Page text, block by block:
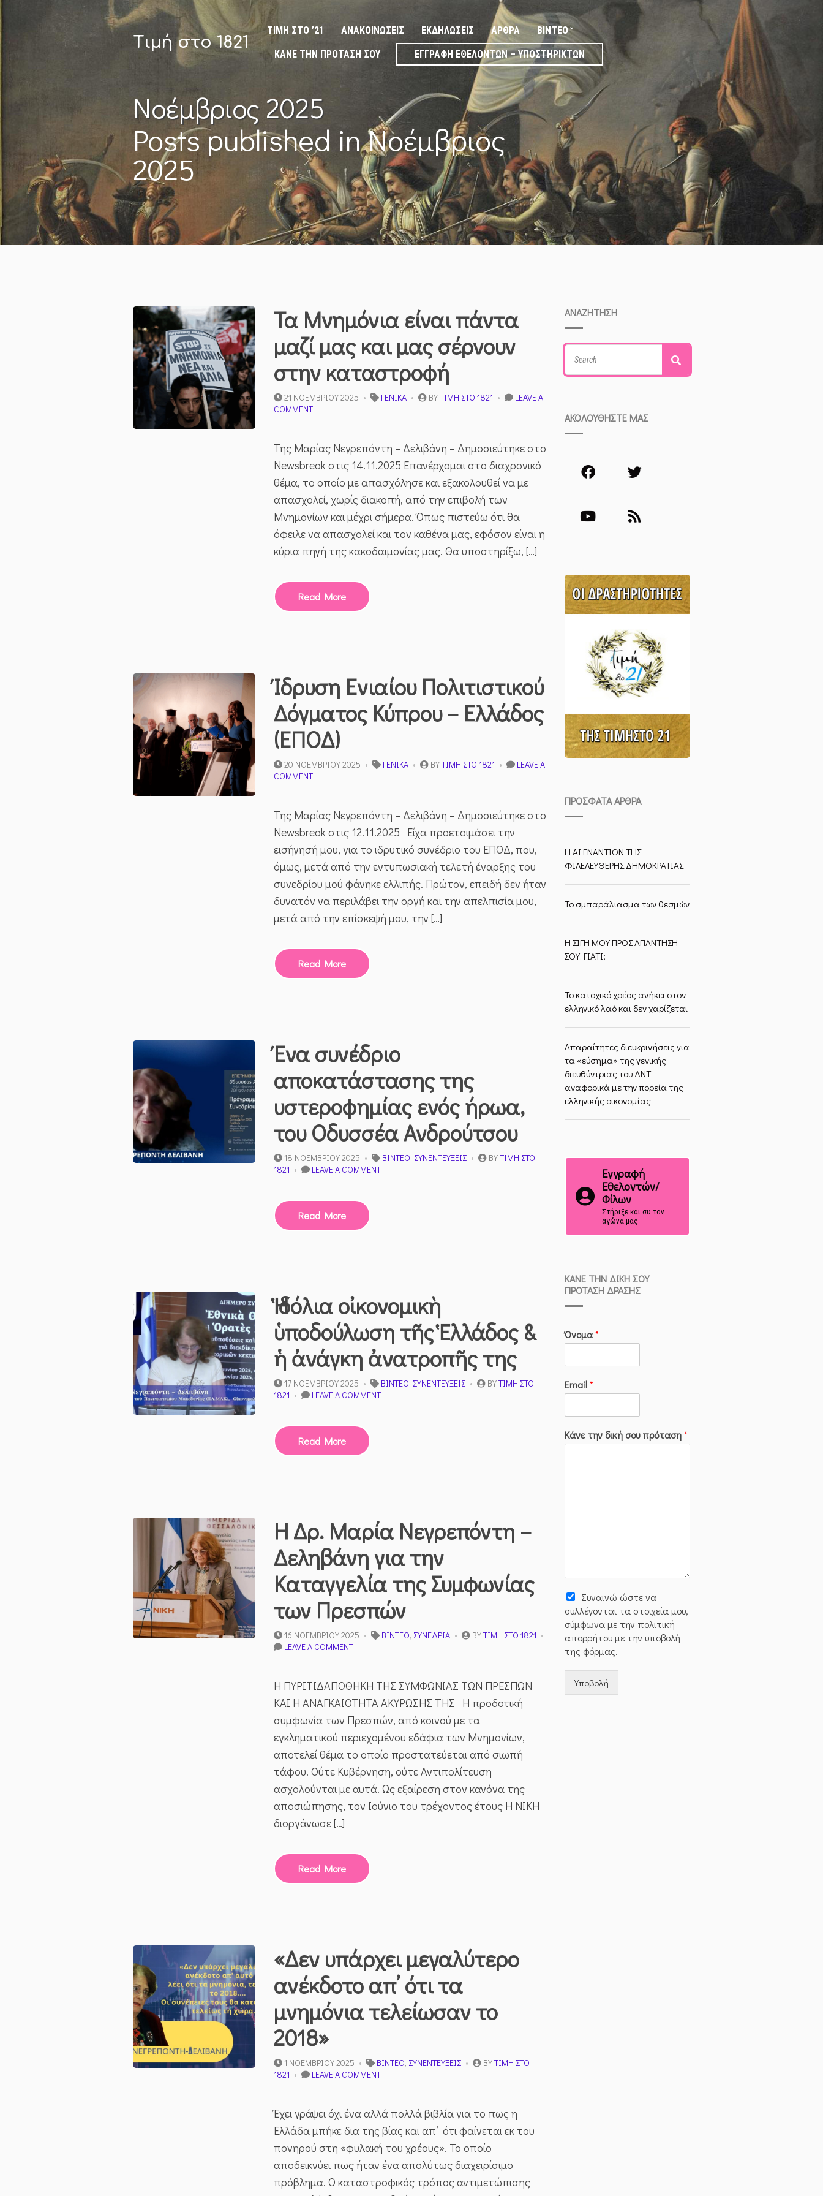
Τιμή στο 1821
ΤΙΜΉ ΣΤΟ ’21 ΑΝΑΚΟΙΝΏΣΕΙΣ ΕΚΔΗΛΏΣΕΙΣ ΆΡΘΡΑ ΒΊΝΤΕΟ
ΚΆΝΕ ΤΗΝ ΠΡΌΤΑΣΉ ΣΟΥ ΕΓΓΡΑΦΉ ΕΘΕΛΟΝΤΏΝ – ΥΠΟΣΤΗΡΙΚΤΏΝ
Νοέμβριος 2025
Posts published in Νοέμβριος
2025
Τα Μνημόνια είναι πάντα
μαζί μας και μας σέρνουν
στην καταστροφή
21 ΝΟΕΜΒΡΊΟΥ 2025 ΓΕΝΙΚΆ BYΤΙΜΉ ΣΤΟ 1821
LEAVE A
COMMENTON
ΕΊΝΑΙ
ΠΆΝΤΑ
ΜΑΖΊ
ΜΑΣ
ΚΑΙ
ΜΑΣ
ΣΈΡΝΟΥΝ
ΣΤΗΝ
ΚΑΤΑΣΤΡΟΦΉ
Της Μαρίας Νεγρεπόντη – Δελιβάνη – Δημοσιεύτηκε στο
Newsbreak στις 14.11.2025 Επανέρχομαι στο διαχρονικό
θέμα, το οποίο με απασχόλησε και εξακολουθεί να με
απασχολεί, χωρίς διακοπή, από την επιβολή των
Μνημονίων και μέχρι σήμερα. Όπως πιστεύω ότι θα
όφειλε να απασχολεί και τον καθένα μας, εφόσον είναι η
κύρια πηγή της κακοδαιμονίας μας. Θα υποστηρίξω, […]
Read More
Ίδρυση Ενιαίου Πολιτιστικού
Δόγματος Κύπρου – Ελλάδος
(ΕΠΟΔ)
20 ΝΟΕΜΒΡΊΟΥ 2025 ΓΕΝΙΚΆ BYΤΙΜΉ ΣΤΟ 1821
LEAVE A
COMMENTON
ΠΟΛΙΤΙΣΤΙΚΟΎ
ΔΌΓΜΑΤΟΣ
ΚΎΠΡΟΥ
–
ΕΛΛΆΔΟΣ
(ΕΠΟΔ)
Της Μαρίας Νεγρεπόντη – Δελιβάνη – Δημοσιεύτηκε στο
Newsbreak στις 12.11.2025 Είχα προετοιμάσει την
εισήγησή μου, για το ιδρυτικό συνέδριο του ΕΠΟΔ, που,
όμως, μετά από την εντυπωσιακή τελετή έναρξης του
συνεδρίου μού φάνηκε ελλιπής. Πρώτον, επειδή δεν ήταν
δυνατόν να περιλάβει την οργή και την απελπισία μου,
μετά από την επίσκεψή μου, την […]
Read More
Ένα συνέδριο
αποκατάστασης της
υστεροφημίας ενός ήρωα,
του Οδυσσέα Ανδρούτσου
18 ΝΟΕΜΒΡΊΟΥ 2025 ΒΊΝΤΕΟ, ΣΥΝΕΝΤΕΎΞΕΙΣ BYΤΙΜΉ ΣΤΟ
1821
LEAVE A COMMENTON
Read More
Ἡ δόλια οἰκονομικὴ
ὑποδούλωση τῆς Ἑλλάδος &
ἡ ἀνάγκη ἀνατροπῆς της
17 ΝΟΕΜΒΡΊΟΥ 2025 ΒΊΝΤΕΟ, ΣΥΝΕΝΤΕΎΞΕΙΣ BYΤΙΜΉ ΣΤΟ
1821
LEAVE A COMMENTON
Read More
Η Δρ. Μαρία Νεγρεπόντη –
Δεληβάνη για την
Καταγγελία της Συμφωνίας
των Πρεσπών
16 ΝΟΕΜΒΡΊΟΥ 2025 ΒΊΝΤΕΟ, ΣΥΝΈΔΡΙΑ BYΤΙΜΉ ΣΤΟ 1821
LEAVE A COMMENTON
ΜΑΡΊΑ
ΝΕΓΡΕΠΌΝΤΗ
–
ΔΕΛΗΒΆΝΗ
ΓΙΑ
ΤΗΝ
ΚΑΤΑΓΓΕΛΊΑ
ΤΗΣ
ΣΥΜΦΩΝΊΑΣ
ΤΩΝ
Η ΠΥΡΙΤΙΔΑΠΟΘΗΚΗ ΤΗΣ ΣΥΜΦΩΝΙΑΣ ΤΩΝ ΠΡΕΣΠΩΝ
ΚΑΙ Η ΑΝΑΓΚΑΙΟΤΗΤΑ ΑΚΥΡΩΣΗΣ ΤΗΣ Η προδοτική
συμφωνία των Πρεσπών, από κοινού με τα
εγκληματικού περιεχομένου εδάφια των Μνημονίων,
αποτελεί θέμα το οποίο προστατεύεται από σιωπή
τάφου. Ούτε Κυβέρνηση, ούτε Αντιπολίτευση
ασχολούνται με αυτά. Ως εξαίρεση στον κανόνα της
αποσιώπησης, τον Ιούνιο του τρέχοντος έτους Η ΝΙΚΗ
διοργάνωσε […]
Read More
«Δεν υπάρχει μεγαλύτερο
ανέκδοτο απ’ ότι τα
μνημόνια τελείωσαν το
2018»
1 ΝΟΕΜΒΡΊΟΥ 2025 ΒΊΝΤΕΟ, ΣΥΝΕΝΤΕΎΞΕΙΣ BYΤΙΜΉ ΣΤΟ
1821
LEAVE A COMMENTON
ΜΕΓΑΛΎΤΕΡΟ
ΑΝΈΚΔΟΤΟ
ΑΠ’
ΌΤΙ
ΤΑ
ΜΝΗΜΌΝΙΑ
ΤΕΛΕΊΩΣΑΝ
ΤΟ
Έχει γράψει όχι ένα αλλά πολλά βιβλία για το πως η
Ελλάδα μπήκε δια της βίας και απ’ ότι φαίνεται εκ του
πονηρού στη «φυλακή του χρέους». Το οποίο
αποδεικνύει πως ήταν ένα απολύτως διαχειρίσιμο
πρόβλημα. Ο καταστροφικός τρόπος αντιμετώπισης
ΑΝΑΖΗΤΗΣΗ
Search
for:
ΑΚΟΛΟΥΘΗΣΤΕ ΜΑΣ
ΠΡΌΣΦΑΤΑ ΆΡΘΡΑ
Η ΑΙ ΕΝΑΝΤΙΟΝ ΤΗΣ
ΦΙΛΕΛΕΥΘΕΡΗΣ ΔΗΜΟΚΡΑΤΙΑΣ
Το σμπαράλιασμα των θεσμών
Η ΣΙΓΗ ΜΟΥ ΠΡΟΣ ΑΠΑΝΤΗΣΗ
ΣΟΥ. ΓΙΑΤΙ;
Το κατοχικό χρέος ανήκει στον
ελληνικό λαό και δεν χαρίζεται
Απαραίτητες διευκρινήσεις για
τα «εύσημα» της γενικής
διευθύντριας του ΔΝΤ
αναφορικά με την πορεία της
ελληνικής οικονομίας
Εγγραφή
Εθελοντών/
Φίλων
Στήριξε και συ τον
αγώνα μας
ΚΆΝΕ ΤΗΝ ΔΙΚΉ ΣΟΥ
ΠΡΌΤΑΣΗ ΔΡΆΣΗΣ
Όνομα*
Email*
Κάνε την δική σου πρόταση*
Συναινώ ώστε να
συλλέγoνται τα στοιχεία μου,
σύμφωνα με την πολιτική
απορρήτου με την υποβολή
της φόρμας.
Υποβολή